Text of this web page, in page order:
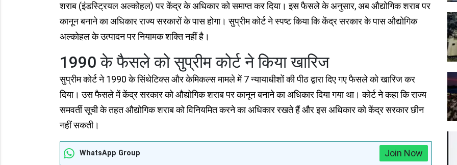
शराब (इंडस्ट्रियल अल्कोहल) पर केंद्र के अधिकार को समाप्त कर दिया। इस फैसले के अनुसार, अब औद्योगिक शराब पर
कानून बनाने का अधिकार राज्य सरकारों के पास होगा। सुप्रीम कोर्ट ने स्पष्ट किया कि केंद्र सरकार के पास औद्योगिक
अल्कोहल के उत्पादन पर नियामक शक्ति नहीं है।
1990 के फैसले को सुप्रीम कोर्ट ने किया खारिज
सुप्रीम कोर्ट ने 1990 के सिंथेटिक्स और केमिकल्स मामले में 7 न्यायाधीशों की पीठ द्वारा दिए गए फैसले को खारिज कर
दिया। उस फैसले में केंद्र सरकार को औद्योगिक शराब पर कानून बनाने का अधिकार दिया गया था। कोर्ट ने कहा कि राज्य
समवर्ती सूची के तहत औद्योगिक शराब को विनियमित करने का अधिकार रखते हैं और इस अधिकार को केंद्र सरकार छीन
नहीं सकती।
WhatsApp Group Join Now